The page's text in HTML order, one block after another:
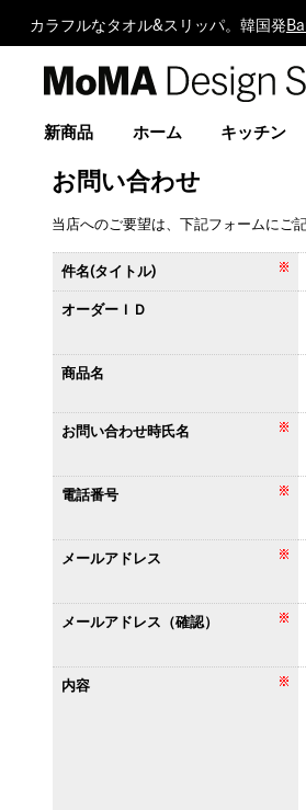
カラフルなタオル&スリッパ。韓国発
新商品 ホーム キッチン
お問い合わせ
当店へのご要望は、下記フォームにご
件名(タイトル)
オーダーＩＤ
商品名
お問い合わせ時氏名
電話番号
メールアドレス
メールアドレス（確認）
内容